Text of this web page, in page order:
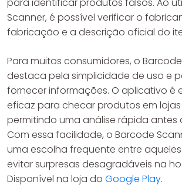
para identificar produtos falsos. Ao
Scanner, é possível verificar o
fabricação e a descrição oficial do
Para muitos consumidores, o
destaca pela simplicidade de uso e
fornecer informações. O aplicativo é
eficaz para checar produtos em lojas
permitindo uma análise rápida antes
Com essa facilidade, o Barcode
uma escolha frequente entre
evitar surpresas desagradáveis na
Disponível na loja do Google Play.